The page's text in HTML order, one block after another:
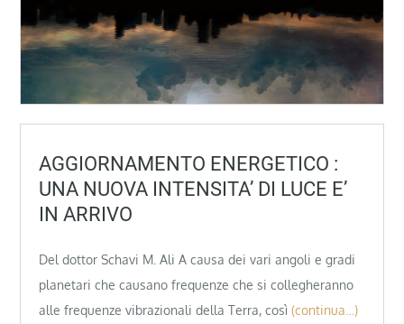
AGGIORNAMENTO ENERGETICO :
UNA NUOVA INTENSITA’ DI LUCE E’
IN ARRIVO
Del dottor Schavi M. Ali A causa dei vari angoli e gradi
planetari che causano frequenze che si collegheranno
alle frequenze vibrazionali della Terra, così (continua…)